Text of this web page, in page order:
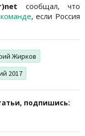
сообщал, что
, если Россия
Жирков
2017
подпишись: